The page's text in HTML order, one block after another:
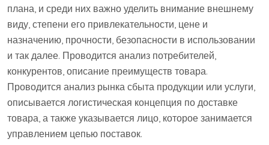
плана, и среди них важно уделить внимание внешнему
виду, степени его привлекательности, цене и
назначению, прочности, безопасности в использовании
и так далее. Проводится анализ потребителей,
конкурентов, описание преимуществ товара.
Проводится анализ рынка сбыта продукции или услуги,
описывается логистическая концепция по доставке
товара, а также указывается лицо, которое занимается
управлением цепью поставок.